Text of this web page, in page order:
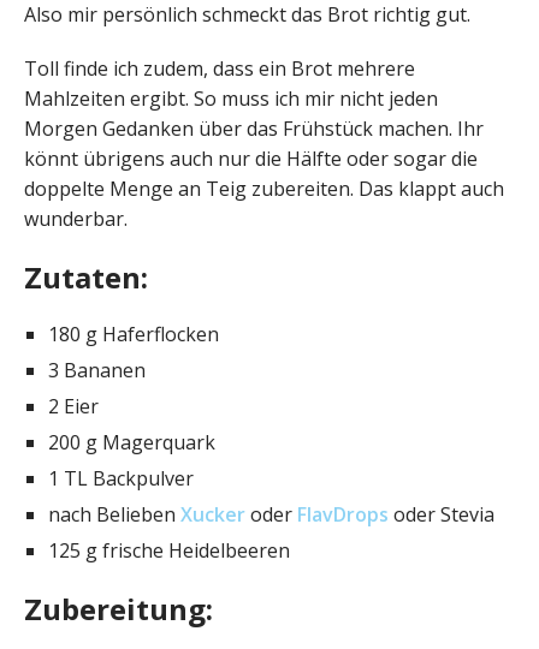
Also mir persönlich schmeckt das Brot richtig gut.
Toll finde ich zudem, dass ein Brot mehrere
Mahlzeiten ergibt. So muss ich mir nicht jeden
Morgen Gedanken über das Frühstück machen. Ihr
könnt übrigens auch nur die Hälfte oder sogar die
doppelte Menge an Teig zubereiten. Das klappt auch
wunderbar.
Zutaten:
180 g Haferflocken
3 Bananen
2 Eier
200 g Magerquark
1 TL Backpulver
nach Belieben Xuckeroder FlavDrops oder Stevia
125 g frische Heidelbeeren
Zubereitung: